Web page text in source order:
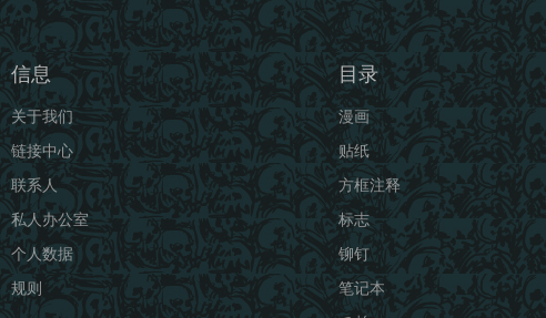
信息
关于我们
链接中心
联系人
私人办公室
个人数据
规则
目录
漫画
贴纸
方框注释
标志
铆钉
笔记本